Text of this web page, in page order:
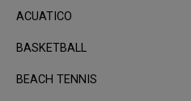
ACUATICO
BASKETBALL
BEACH TENNIS